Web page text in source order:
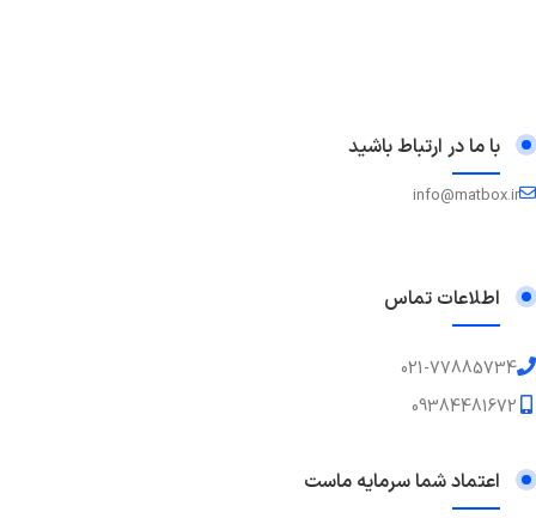
با ما در ارتباط باشید
info@matbox.ir
اطلاعات تماس
021-77885734
09384481672
اعتماد شما سرمایه ماست